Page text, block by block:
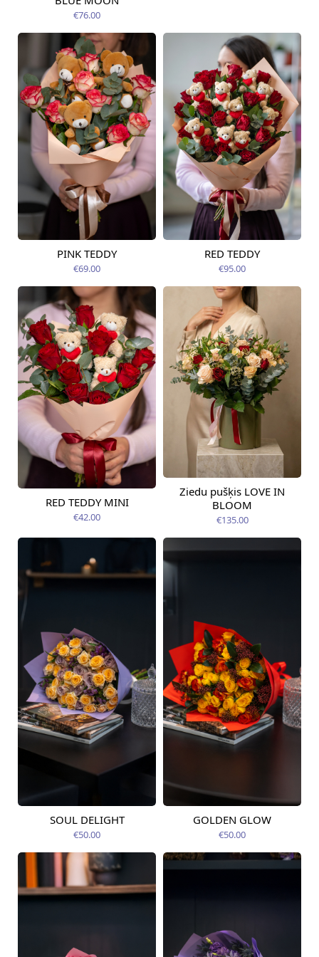
€76.00
Pieejama no
PINK TEDDY
€69.00
Pieejams šodien
RED TEDDY
€95.00
Pieejams šodien
RED TEDDY MINI
€42.00
Pieejams šodien
Ziedu pušķis LOVE IN
BLOOM
€135.00
Pieejams šodien
SOUL DELIGHT
€50.00
Pieejams šodien
GOLDEN GLOW
€50.00